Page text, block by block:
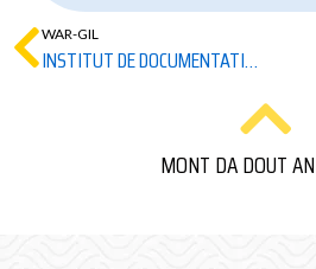
WAR-GIL
INSTITUT DE DOCUMENTATION BRETONNE ET EUROPÉENNE
MONT DA DOUT